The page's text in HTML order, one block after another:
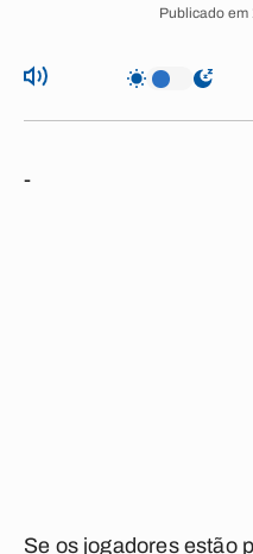
Publicado em
-
Se os jogadores estão